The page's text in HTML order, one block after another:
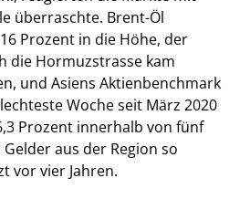
überraschte. Brent-Öl
Prozent in die Höhe, der
die Hormuzstrasse kam
und Asiens Aktienbenchmark
Woche seit März 2020
Prozent innerhalb von fünf
aus der Region so
vor vier Jahren.